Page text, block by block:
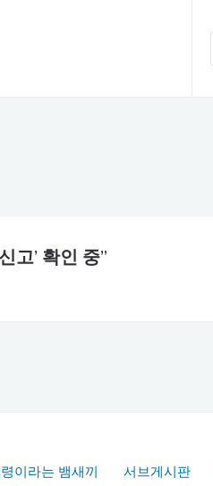
고’ 확인 중”
이라는 뱀새끼 서브게시판